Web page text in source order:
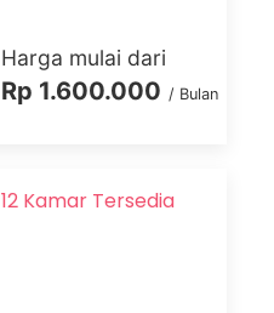
Harga mulai dari
Rp 1.600.000 / Bulan
12 Kamar Tersedia